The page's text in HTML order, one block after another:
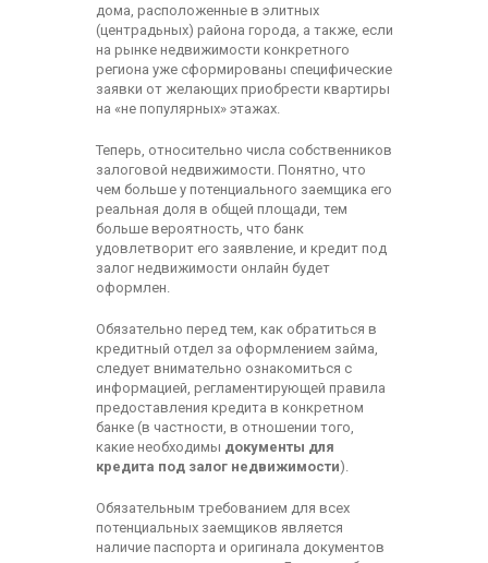
дома, расположенные в элитных
(центрадьных) района города, а также, если
на рынке недвижимости конкретного
региона уже сформированы специфические
заявки от желающих приобрести квартиры
на «не популярных» этажах.
Теперь, относительно числа собственников
залоговой недвижимости. Понятно, что
чем больше у потенциального заемщика его
реальная доля в общей площади, тем
больше вероятность, что банк
удовлетворит его заявление, и кредит под
залог недвижимости онлайн будет
оформлен.
Обязательно перед тем, как обратиться в
кредитный отдел за оформлением займа,
следует внимательно ознакомиться с
информацией, регламентирующей правила
предоставления кредита в конкретном
банке (в частности, в отношении того,
какие необходимы документы для
кредита под залог недвижимости).
Обязательным требованием для всех
потенциальных заемщиков является
наличие паспорта и оригинала документов